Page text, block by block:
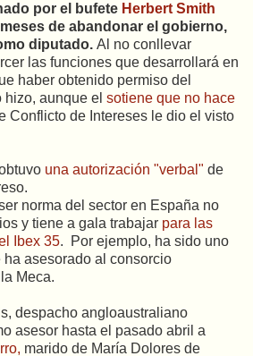
por el bufete Herbert Smith
de abandonar el gobierno,
diputado. Al no conllevar
las funciones que desarrollará en
haber obtenido permiso del
aunque el sotiene que no hace
Conflicto de Intereses le dio el visto
una autorización "verbal" de
norma del sector en España no
y tiene a gala trabajar para las
Ibex 35. Por ejemplo, ha sido uno
asesorado al consorcio
Meca.
despacho angloaustraliano
asesor hasta el pasado abril a
marido de María Dolores de